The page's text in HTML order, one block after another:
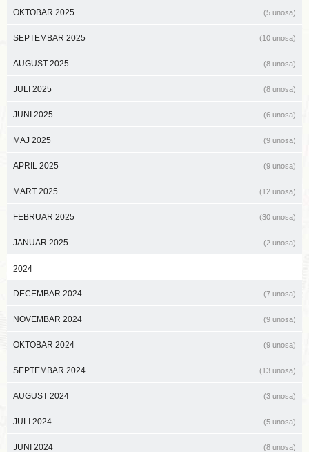
OKTOBAR 2025 (5 unosa)
SEPTEMBAR 2025 (10 unosa)
AUGUST 2025 (8 unosa)
JULI 2025 (8 unosa)
JUNI 2025 (6 unosa)
MAJ 2025 (9 unosa)
APRIL 2025 (9 unosa)
MART 2025 (12 unosa)
FEBRUAR 2025 (30 unosa)
JANUAR 2025 (2 unosa)
2024
DECEMBAR 2024 (7 unosa)
NOVEMBAR 2024 (9 unosa)
OKTOBAR 2024 (9 unosa)
SEPTEMBAR 2024 (13 unosa)
AUGUST 2024 (3 unosa)
JULI 2024 (5 unosa)
JUNI 2024 (8 unosa)